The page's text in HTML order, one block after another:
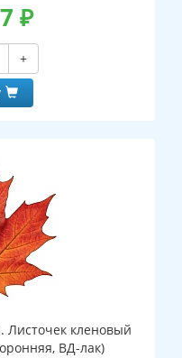
7 ₽
+
Листочек кленовый
ВД-лак)